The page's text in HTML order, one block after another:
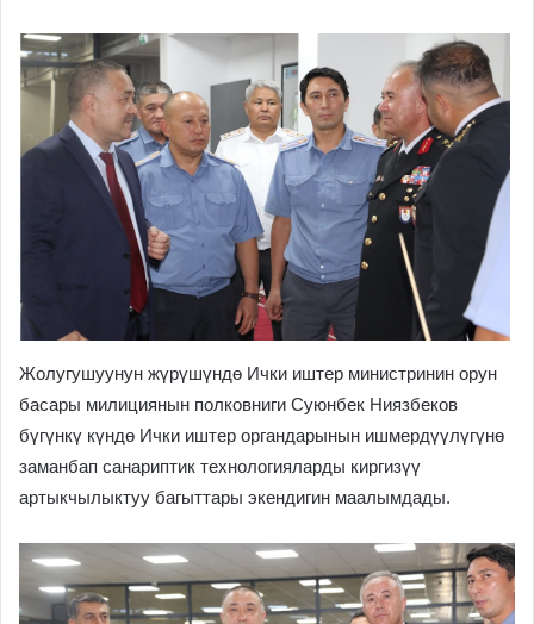
Жолугушуунун жүрүшүндө Ички иштер министринин орун
басары милициянын полковниги Суюнбек Ниязбеков
бүгүнкү күндө Ички иштер органдарынын ишмердүүлүгүнө
заманбап санариптик технологияларды киргизүү
артыкчылыктуу багыттары экендигин маалымдады.